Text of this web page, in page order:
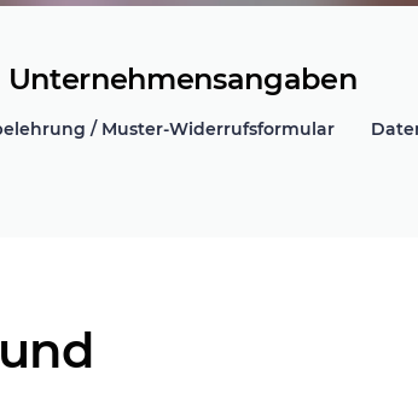
Unternehmensangaben
/ Muster-Widerrufsformular